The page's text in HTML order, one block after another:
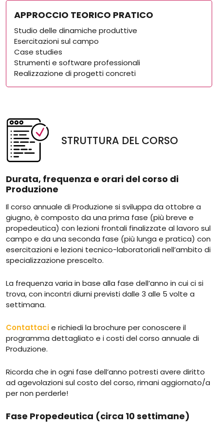
APPROCCIO TEORICO PRATICO
Studio delle dinamiche produttive
Esercitazioni sul campo
Case studies
Strumenti e software professionali
Realizzazione di progetti concreti
STRUTTURA DEL CORSO
Durata, frequenza e orari del corso di
Produzione
Il corso annuale di Produzione si sviluppa da ottobre a
giugno, è composto da una prima fase (più breve e
propedeutica) con lezioni frontali finalizzate al lavoro sul
campo e da una seconda fase (più lunga e pratica) con
esercitazioni e lezioni tecnico-laboratoriali nell’ambito di
specializzazione prescelto.
La frequenza varia in base alla fase dell’anno in cui ci si
trova, con incontri diurni previsti dalle 3 alle 5 volte a
settimana.
Contattacie richiedi la brochure per conoscere il
programma dettagliato e i costi del corso annuale di
Produzione.
Ricorda che in ogni fase dell’anno potresti avere diritto
ad agevolazioni sul costo del corso, rimani aggiornato/a
per non perderle!
Fase Propedeutica (circa 10 settimane)